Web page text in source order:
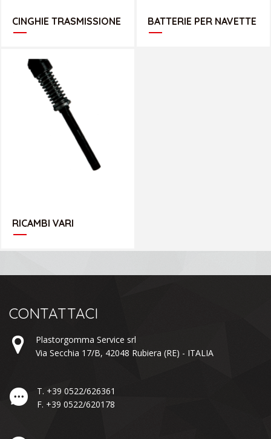
CINGHIE TRASMISSIONE BATTERIE PER NAVETTE
RICAMBI VARI
CATALOGO RICAMBI
CONTATTACI
Plastorgomma Service srl
Via Secchia 17/B, 42048 Rubiera (RE) - ITALIA
T. +39 0522/626361
F. +39 0522/620178